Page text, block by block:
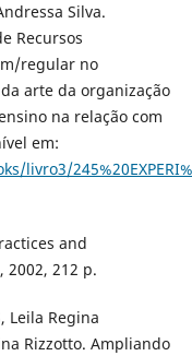
Silva.
Recursos
regular no
arte da organização
na relação com
em:
and
2002, 212 p.
Leila Regina
Rizzotto. Ampliando